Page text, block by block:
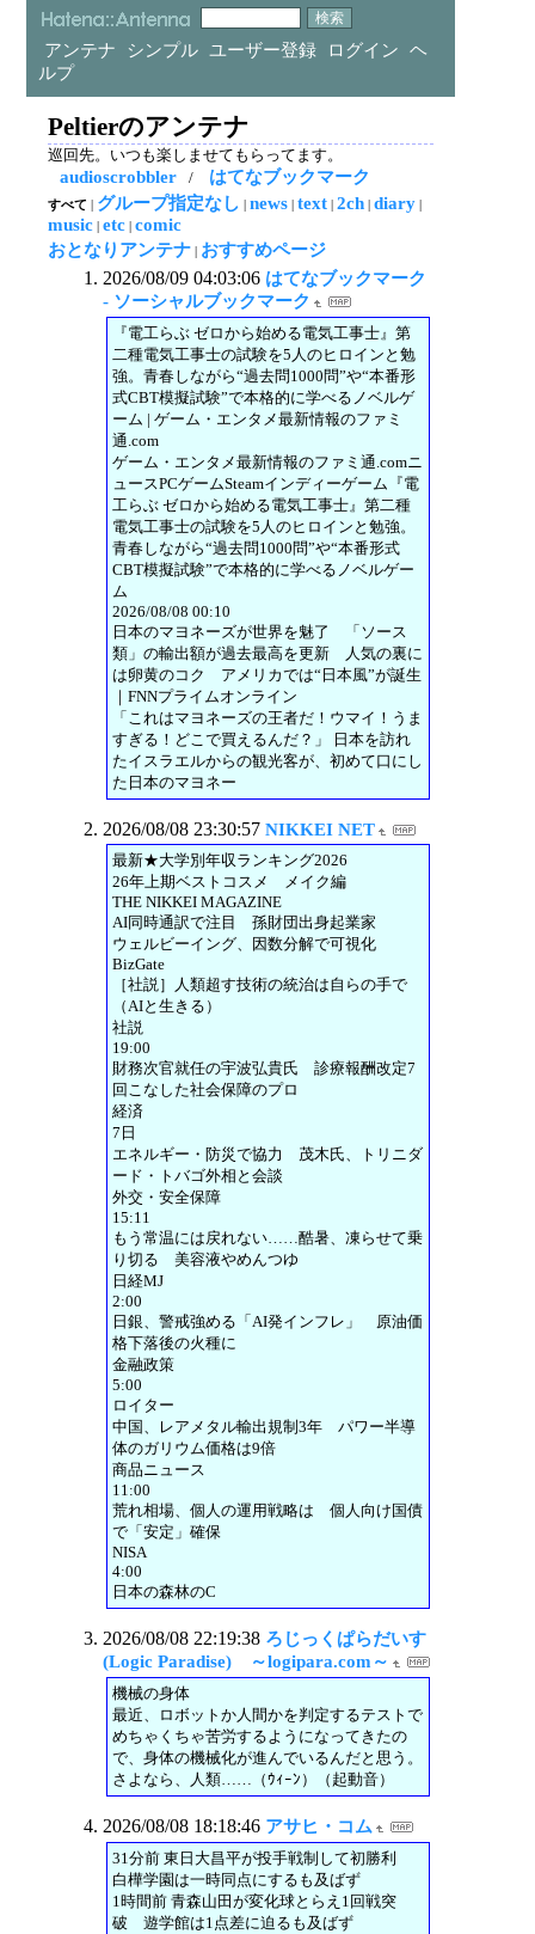
アンテナ シンプル ユーザー登録 ログイン
ヘ
ルプ
Peltierのアンテナ
巡回先。いつも楽しませてもらってます。
audioscrobbler / はてなブックマーク
すべて グループ指定なし |news |text |2ch |diary
music |etc |comic
おとなりアンテナ おすすめページ
2026/08/09 04:03:06 はてなブックマーク
- ソーシャルブックマーク
『電工らぶ ゼロから始める電気工事士』第
二種電気工事士の試験を5人のヒロインと勉
強。青春しながら“過去問1000問”や“本番形
式CBT模擬試験”で本格的に学べるノベルゲ
ーム | ゲーム・エンタメ最新情報のファミ
通.com
ゲーム・エンタメ最新情報のファミ通.comニ
ュースPCゲームSteamインディーゲーム『電
工らぶ ゼロから始める電気工事士』第二種
電気工事士の試験を5人のヒロインと勉強。
青春しながら“過去問1000問”や“本番形式
CBT模擬試験”で本格的に学べるノベルゲー
ム
2026/08/08 00:10
日本のマヨネーズが世界を魅了 「ソース
類」の輸出額が過去最高を更新 人気の裏に
は卵黄のコク アメリカでは“日本風”が誕生
｜FNNプライムオンライン
「これはマヨネーズの王者だ！ウマイ！うま
すぎる！どこで買えるんだ？」 日本を訪れ
たイスラエルからの観光客が、初めて口にし
た日本のマヨネー
2026/08/08 23:30:57 NIKKEI NET
最新★大学別年収ランキング2026
26年上期ベストコスメ メイク編
THE NIKKEI MAGAZINE
AI同時通訳で注目 孫財団出身起業家
ウェルビーイング、因数分解で可視化
BizGate
［社説］人類超す技術の統治は自らの手で
（AIと生きる）
社説
19:00
財務次官就任の宇波弘貴氏 診療報酬改定7
回こなした社会保障のプロ
経済
7日
エネルギー・防災で協力 茂木氏、トリニダ
ード・トバゴ外相と会談
外交・安全保障
15:11
もう常温には戻れない……酷暑、凍らせて乗
り切る 美容液やめんつゆ
日経MJ
2:00
日銀、警戒強める「AI発インフレ」 原油価
格下落後の火種に
金融政策
5:00
ロイター
中国、レアメタル輸出規制3年 パワー半導
体のガリウム価格は9倍
商品ニュース
11:00
荒れ相場、個人の運用戦略は 個人向け国債
で「安定」確保
NISA
4:00
日本の森林のC
2026/08/08 22:19:38 ろじっくぱらだいす
(Logic Paradise) ～logipara.com～
機械の身体
最近、ロボットか人間かを判定するテストで
めちゃくちゃ苦労するようになってきたの
で、身体の機械化が進んでいるんだと思う。
さよなら、人類……（ｳｨｰﾝ）（起動音）
2026/08/08 18:18:46 アサヒ・コム
31分前 東日大昌平が投手戦制して初勝利
白樺学園は一時同点にするも及ばず
1時間前 青森山田が変化球とらえ1回戦突
破 遊学館は1点差に迫るも及ばず